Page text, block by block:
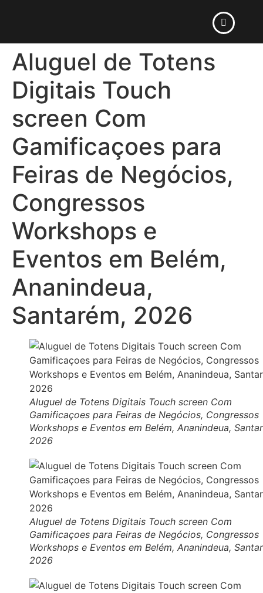
Aluguel de Totens
Digitais Touch
screen Com
Gamificaçoes para
Feiras de Negócios,
Congressos
Workshops e
Eventos em Belém,
Ananindeua,
Santarém, 2026
Aluguel de Totens Digitais Touch screen Com
Gamificaçoes para Feiras de Negócios, Congressos
Workshops e Eventos em Belém, Ananindeua,
2026
Aluguel de Totens Digitais Touch screen Com
Gamificaçoes para Feiras de Negócios, Congressos
Workshops e Eventos em Belém, Ananindeua,
2026